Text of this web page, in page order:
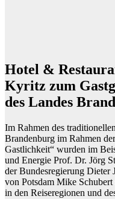
Hotel &
Kyritz zum
des Landes
Im Rahmen des
Brandenburg im Rahmen
Gastlichkeit“ wurden im
und Energie Prof. Dr. Jörg
der Bundesregierung Dieter
von Potsdam Mike Schubert
in den Reiseregionen und